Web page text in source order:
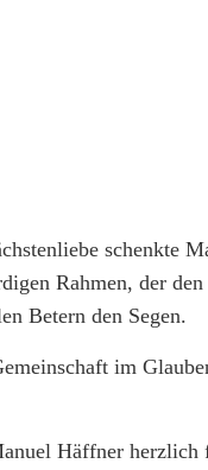
schenkte
Rahmen, der den
Betern den Segen.
im
Häffner herzlich